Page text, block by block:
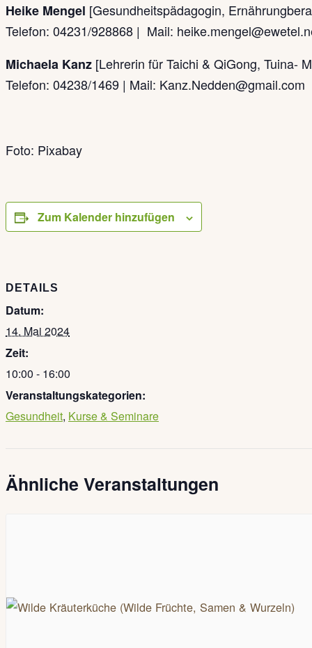
Heike Mengel [Gesundheitspädagogin,
Telefon: 04231/928868 | Mail:
Michaela Kanz [Lehrerin für Taichi & QiGong, Tuina-
Telefon: 04238/1469 | Mail: Kanz.Nedden@gmail.com
Foto: Pixabay
Zum Kalender hinzufügen
DETAILS
Datum:
14. Mai 2024
Zeit:
10:00 - 16:00
Veranstaltungskategorien:
Gesundheit, Kurse & Seminare
Ähnliche Veranstaltungen